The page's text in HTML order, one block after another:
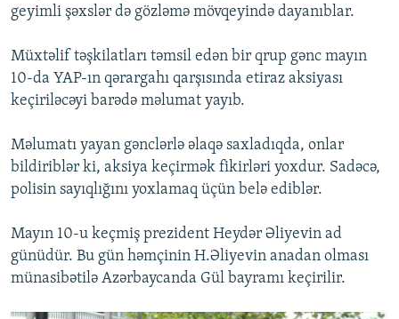
geyimli şəxslər də gözləmə mövqeyində dayanıblar.
Müxtəlif təşkilatları təmsil edən bir qrup gənc mayın
10-da YAP-ın qərargahı qarşısında etiraz aksiyası
keçiriləcəyi barədə məlumat yayıb.
Məlumatı yayan gənclərlə əlaqə saxladıqda, onlar
bildiriblər ki, aksiya keçirmək fikirləri yoxdur. Sadəcə,
polisin sayıqlığını yoxlamaq üçün belə ediblər.
Mayın 10-u keçmiş prezident Heydər Əliyevin ad
günüdür. Bu gün həmçinin H.Əliyevin anadan olması
münasibətilə Azərbaycanda Gül bayramı keçirilir.